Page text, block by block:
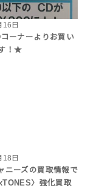
日
ーナーよりお買い
！★
日
ニーズの買取情報で
〉強化買取